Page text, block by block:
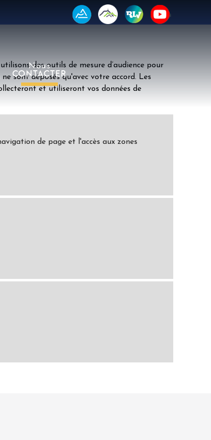
Nous
CONTACTER
des outils de mesure d’audience pour
sont déposés qu'avec votre accord. Les
et utiliseront vos données de
de page et l'accès aux zones